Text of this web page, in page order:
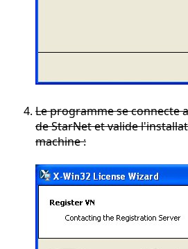
Le programme se connecte
de StarNet et valide
machine :